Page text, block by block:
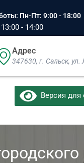
Пн-Пт: 9:00 - 18:00
- 14:00
Адрес
347630, г. Сальск, ул.
Версия для